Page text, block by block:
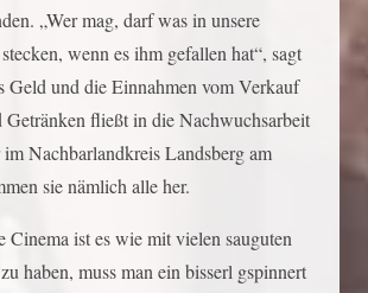
„Wer mag, darf was in unsere
wenn es ihm gefallen hat“, sagt
Geld und die Einnahmen vom Verkauf
Getränken fließt in die Nachwuchsarbeit
Nachbarlandkreis Landsberg am
sie nämlich alle her.
Cinema ist es wie mit vielen sauguten
haben, muss man ein bisserl gspinnert